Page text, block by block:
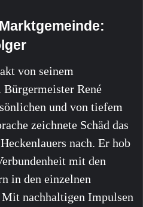
von seinem
René
und von tiefem
zeichnete Schäd das
nach. Er hob
mit den
in den einzelnen
nachhaltigen Impulsen